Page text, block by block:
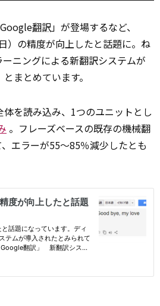
翻訳」が登場するなど、
）の精度が向上したと話題に。ね
ニングによる新翻訳システムが
まとめています。
を読み込み、1つのユニットとし
。フレーズベースの既存の機械翻
エラーが55～85％減少したとも